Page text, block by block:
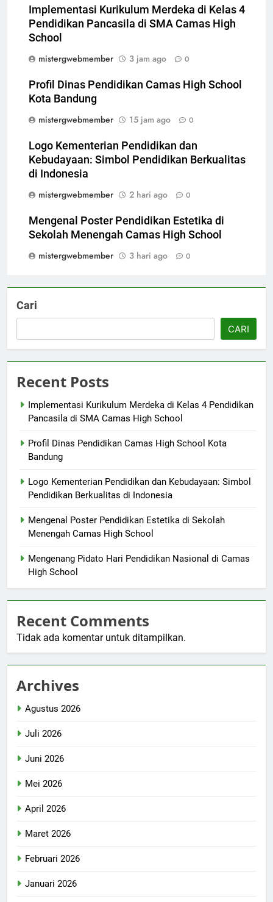
Implementasi Kurikulum Merdeka di Kelas 4
Pendidikan Pancasila di SMA Camas High
School
mistergwebmember
3 jam ago 0
Profil Dinas Pendidikan Camas High School
Kota Bandung
mistergwebmember
15 jam ago 0
Logo Kementerian Pendidikan dan
Kebudayaan: Simbol Pendidikan Berkualitas
di Indonesia
mistergwebmember
2 hari ago 0
Mengenal Poster Pendidikan Estetika di
Sekolah Menengah Camas High School
mistergwebmember
3 hari ago 0
Cari
CARI
Recent Posts
Implementasi Kurikulum Merdeka di Kelas 4 Pendidikan
Pancasila di SMA Camas High School
Profil Dinas Pendidikan Camas High School Kota
Bandung
Logo Kementerian Pendidikan dan Kebudayaan: Simbol
Pendidikan Berkualitas di Indonesia
Mengenal Poster Pendidikan Estetika di Sekolah
Menengah Camas High School
Mengenang Pidato Hari Pendidikan Nasional di Camas
High School
Recent Comments
Tidak ada komentar untuk ditampilkan.
Archives
Agustus 2026
Juli 2026
Juni 2026
Mei 2026
April 2026
Maret 2026
Februari 2026
Januari 2026